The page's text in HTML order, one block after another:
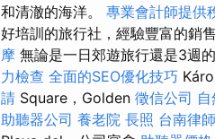
和清澈的海洋。 專業會計師提供
好培訓的旅行社，經驗豐富的銷
摩 無論是一日郊遊旅行還是3週
力檢查 全面的SEO優化技巧
請 Square，Golden 徵信公司
助聽器公司 養老院 長照 台南律師